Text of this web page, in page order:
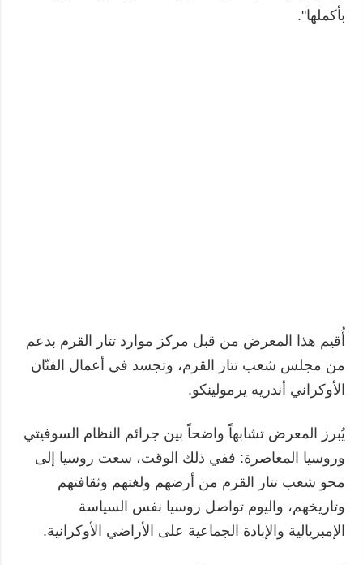
بأكملها".
أُقيم هذا المعرض من قبل مركز موارد تتار القرم بدعم
من مجلس شعب تتار القرم، وتجسد في أعمال الفنّان
الأوكراني أندريه يرمولينكو.
يُبرز المعرض تشابهاً واضحاً بين جرائم النظام السوفيتي
وروسيا المعاصرة: ففي ذلك الوقت، سعت روسيا إلى
محو شعب تتار القرم من أرضهم ولغتهم وثقافتهم
وتاريخهم، واليوم تواصل روسيا نفس السياسة
الإمبريالية والإبادة الجماعية على الأراضي الأوكرانية.